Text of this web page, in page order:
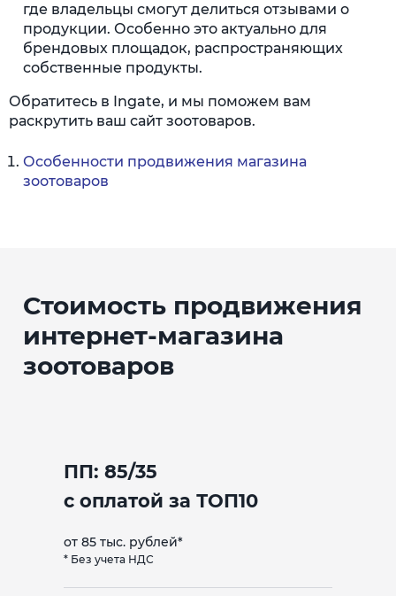
где владельцы смогут делиться отзывами о
продукции. Особенно это актуально для
брендовых площадок, распространяющих
собственные продукты.
Обратитесь в Ingate, и мы поможем вам
раскрутить ваш сайт зоотоваров.
Особенности продвижения магазина
зоотоваров
Стоимость продвижения
интернет-магазина
зоотоваров
ПП: 85/35
с оплатой за ТОП10
от 85 тыс. рублей*
* Без учета НДС